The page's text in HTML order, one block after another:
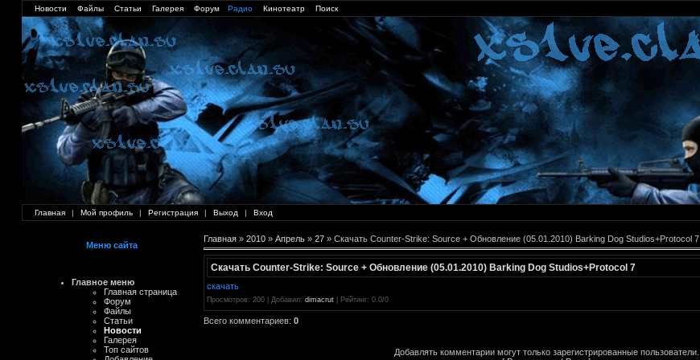
Новости Файлы Статьи Галерея Форум Радио Кинотеатр Поиск
Главная | Мой профиль | Регистрация | Выход | Вход
Меню сайта
Главное меню
Главная страница
Форум
Файлы
Статьи
Новости
Галерея
Топ сайтов
Главная » 2010 » Апрель » 27 » Скачать Counter-Strike: Source + Обновление (05.01.2010) Barking Dog Studios+Protocol 7
Скачать Counter-Strike: Source + Обновление (05.01.2010) Barking Dog Studios+Protocol 7
скачать
Просмотров: 200 | Добавил: dimacrut Рейтинг: 0.0/0
Всего комментариев: 0
Добавлять комментарии могут только зарегистрированные пользователи.